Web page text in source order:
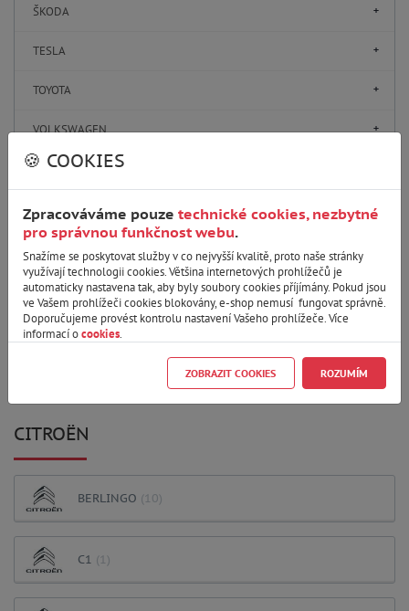
🍪 COOKIES
Zpracováváme pouze technické cookies, nezbytné
pro správnou funkčnost webu.
Snažíme se poskytovat služby v co nejvyšší kvalitě, proto naše stránky
využívají technologii cookies. Většina internetových prohlížečů je
automaticky nastavena tak, aby byly soubory cookies příjímány. Pokud jsou
ve Vašem prohlížeči cookies blokovány, e-shop nemusí fungovat správně.
Doporučujeme provést kontrolu nastavení Vašeho prohlížeče. Více
informací ocookies.
ZOBRAZIT COOKIES ROZUMÍM
ŠKODA
TESLA
TOYOTA
VOLKSWAGEN
VOLVO
Parametry
Zobrazit varianty produktu
Pouze skladem
Zrušit filtr
CITROËN
BERLINGO (10)
C1 (1)